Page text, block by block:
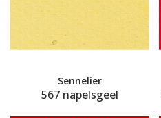
Sennelier
567 napelsgeel